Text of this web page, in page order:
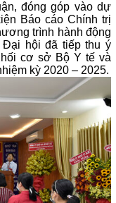
đóng góp vào dự
Báo cáo Chính trị
trình hành động
Đại hội đã tiếp thu ý
cơ sở Bộ Y tế và
kỳ 2020 – 2025.